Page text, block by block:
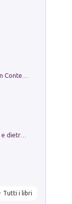
in alto! Livello A1. Con CD-Audio. Con Contenuto digitale per accesso on line
Tutti i libri